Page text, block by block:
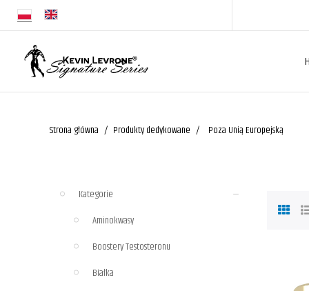
Strona główna Produkty dedykowane Poza Unią Europejską
Kategorie
Aminokwasy
Boostery Testosteronu
Białka